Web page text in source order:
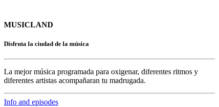
MUSICLAND
Disfruta la ciudad de la música
La mejor música programada para oxigenar, diferentes ritmos y
diferentes artistas acompañaran tu madrugada.
Info and episodes